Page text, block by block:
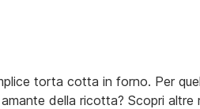
torta cotta in forno. Per
della ricotta? Scopri